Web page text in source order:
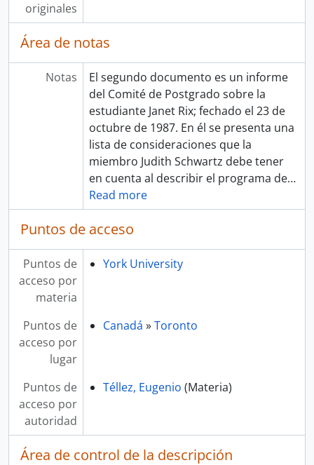
originales
Área de notas
Notas
El segundo documento es un informe
del Comité de Postgrado sobre la
estudiante Janet Rix; fechado el 23 de
octubre de 1987. En él se presenta una
lista de consideraciones que la
miembro Judith Schwartz debe tener
en cuenta al describir el programa de…
Read more
Puntos de acceso
Puntos de
acceso por
materia
York University
Puntos de
acceso por
lugar
Canadá »Toronto
Puntos de
acceso por
autoridad
Téllez, Eugenio (Materia)
Área de control de la descripción